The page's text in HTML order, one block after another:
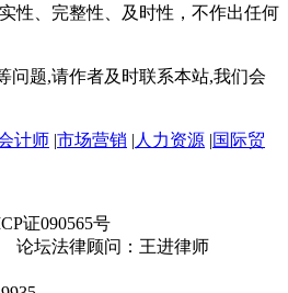
性、完整性、及时性，不作出任何
问题,请作者及时联系本站,我们会
计师 |市场营销 | 人力资源 |国际贸
证090565号
论坛法律顾问：王进律师